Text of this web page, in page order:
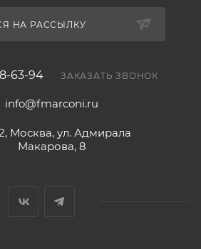
НА РАССЫЛКУ
63-94 ЗАКАЗАТЬ ЗВОНОК
info@fmarconi.ru
Москва, ул. Адмирала
Макарова, 8